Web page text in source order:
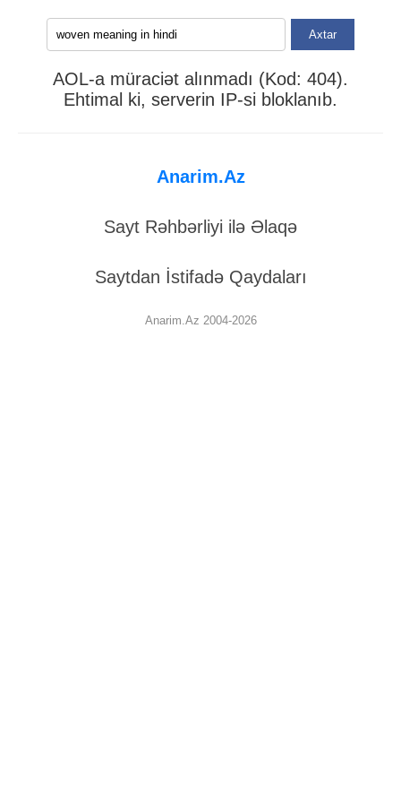
Axtar
AOL-a müraciət alınmadı (Kod: 404).
Ehtimal ki, serverin IP-si bloklanıb.
Anarim.Az
Sayt Rəhbərliyi ilə Əlaqə
Saytdan İstifadə Qaydaları
Anarim.Az 2004-2026